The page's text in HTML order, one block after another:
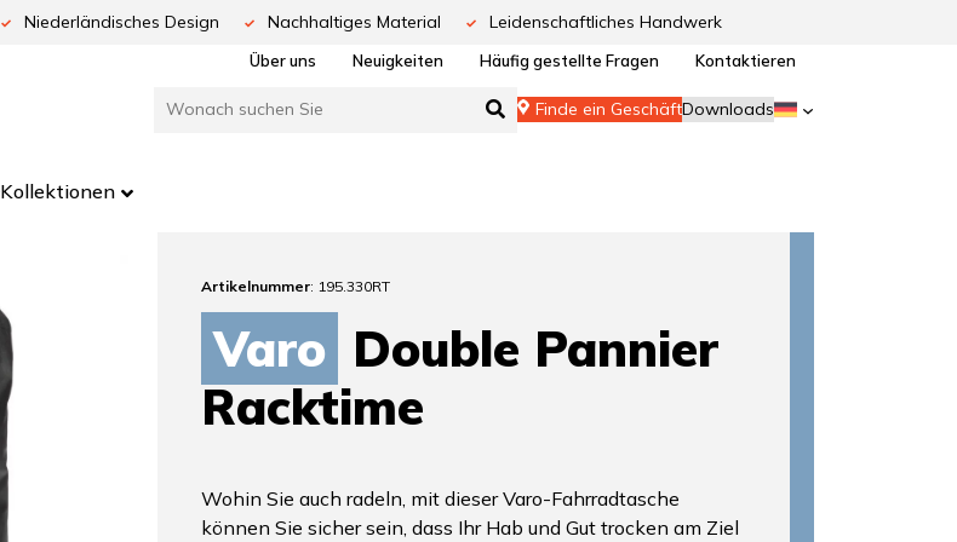
Niederländisches Design Nachhaltiges Material Leidenschaftliches Handwerk
Über uns Neuigkeiten Häufig gestellte Fragen Kontaktieren
Finde ein GeschäftDownloads
Kollektionen
Artikelnummer: 195.330RT
Varo Double Pannier
Racktime
Wohin Sie auch radeln, mit dieser Varo-Fahrradtasche
können Sie sicher sein, dass Ihr Hab und Gut trocken am Ziel